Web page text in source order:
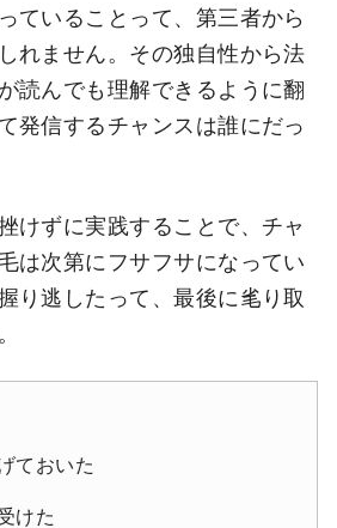
ていることって、第三者から
れません。その独自性から法
読んでも理解できるように翻
発信するチャンスは誰にだっ
けずに実践することで、チャ
は次第にフサフサになってい
り逃したって、最後に毟り取
ておいた
けた